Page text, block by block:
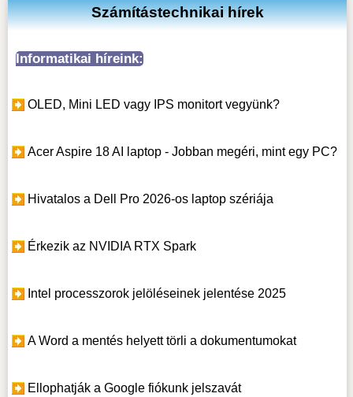
Számítástechnikai hírek
Informatikai híreink:
OLED, Mini LED vagy IPS monitort vegyünk?
Acer Aspire 18 AI laptop - Jobban megéri, mint egy PC?
Hivatalos a Dell Pro 2026-os laptop szériája
Érkezik az NVIDIA RTX Spark
Intel processzorok jelöléseinek jelentése 2025
A Word a mentés helyett törli a dokumentumokat
Ellophatják a Google fiókunk jelszavát